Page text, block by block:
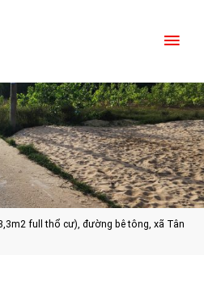
full thổ cư), đường bê tông, xã Tân